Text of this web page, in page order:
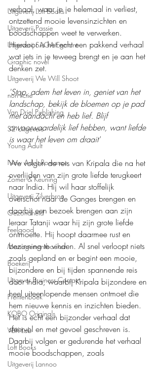
Uitgeverij Loft Books
Uitgeverij Passie
Uitgeverij SAGA Egmont
Graphic novel
Uitgeverij We Will Shoot
non-fictie
Van Driel Publishing
S2 Uitgevers
Young Adult
New Adult Romance
Zomer & Keuning
Uitgeverij Zilverbron
Gezondheid
Feelgood
Managementboeken
Boekerij
Uitgever Business Contact
Prentenboek
KOBO Originals
VBK Lab
Loft Books
Uitgeverij Lannoo
verhaal, waar je je helemaal in verliest,
ontzettend mooie levensinzichten en
boodschappen weet te verwerken.
Hierdoor is het echt een pakkend verhaal
wat iets in je teweeg brengt en je aan het
denken zet.
'Stop, adem het leven in, geniet van het
landschap, bekijk de bloemen op je pad
met aandacht en heb lief. Blijf
onvoorwaardelijk lief hebben, want liefde
is waar het leven om draait'
We volgen de reis van Kripala die na het
overlijden van zijn grote liefde terugkeert
naar India. Hij wil haar stoffelijk
overschot naar de Ganges brengen en
daarbij een bezoek brengen aan zijn
leraar Tatanji waar hij zijn grote liefde
ontmoette. Hij hoopt daarmee rust en
bezinning te vinden. Al snel verloopt niets
zoals gepland en er begint een mooie,
bijzondere en bij tijden spannende reis
door India, waarbij Kripala bijzondere en
heel uiteenlopende mensen ontmoet die
hem nieuwe kennis en inzichten bieden.
Het is echt een bijzonder verhaal dat
sfeervol en met gevoel geschreven is.
Daarbij volgen er gedurende het verhaal
mooie boodschappen, zoals